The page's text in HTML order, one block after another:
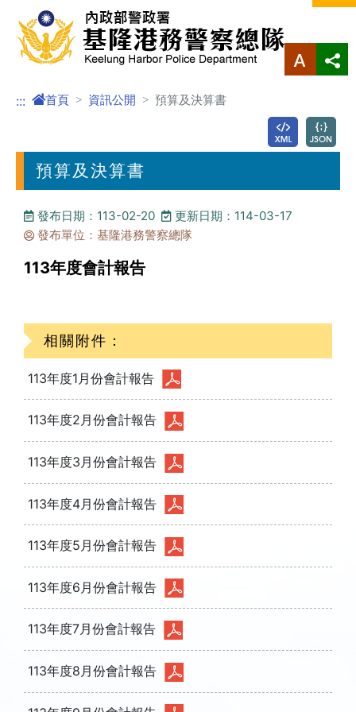
進入內容區塊
::: 首頁 資訊公開 預算及決算書
預算及決算書
發布日期：113-02-20
更新日期：114-03-17
發布單位：基隆港務警察總隊
113年度會計報告
相關附件：
113年度1月份會計報告
113年度2月份會計報告
113年度3月份會計報告
113年度4月份會計報告
113年度5月份會計報告
113年度6月份會計報告
113年度7月份會計報告
113年度8月份會計報告